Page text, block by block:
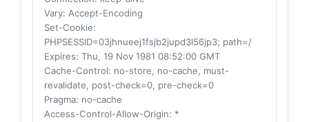
Vary: Accept-Encoding
Set-Cookie:
PHPSESSID=03jhnueej1fsjb2jupd3l56jp3; path=/
Expires: Thu, 19 Nov 1981 08:52:00 GMT
Cache-Control: no-store, no-cache, must-
revalidate, post-check=0, pre-check=0
Pragma: no-cache
Access-Control-Allow-Origin: *